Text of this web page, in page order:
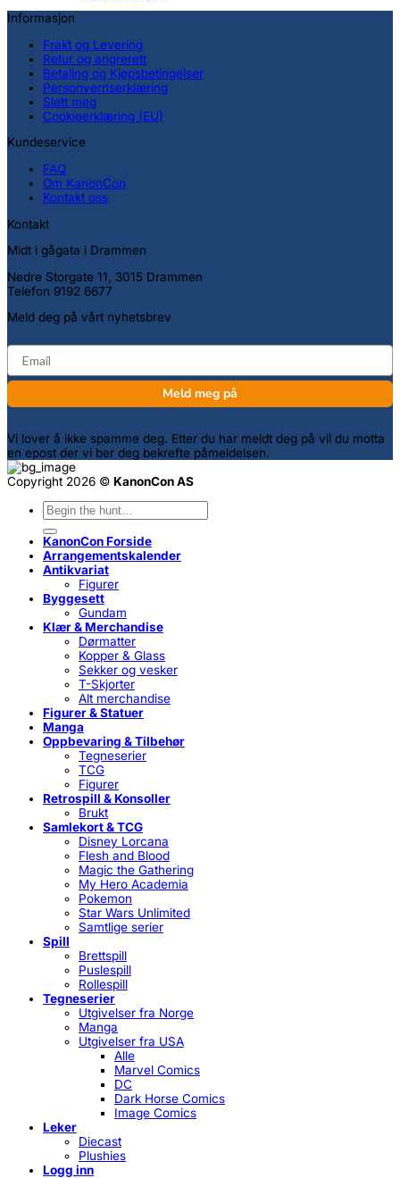
Informasjon
Frakt og Levering
Retur og angrerett
Betaling og Kjøpsbetingelser
Personvernserklæring
Slett meg
Cookieerklæring (EU)
Kundeservice
FAQ
Om KanonCon
Kontakt oss
Kontakt
Midt i gågata i Drammen
Nedre Storgate 11, 3015 Drammen
Telefon 9192 6677
Meld deg på vårt nyhetsbrev
email
Meld meg på
Vi lover å ikke spamme deg. Etter du har meldt deg på vil du motta
en epost der vi ber deg bekrefte påmeldelsen.
Copyright 2026 © KanonCon AS
Søk
etter:
KanonCon Forside
Arrangementskalender
Antikvariat
Figurer
Byggesett
Gundam
Klær & Merchandise
Dørmatter
Kopper & Glass
Sekker og vesker
T-Skjorter
Alt merchandise
Figurer & Statuer
Manga
Oppbevaring & Tilbehør
Tegneserier
TCG
Figurer
Retrospill & Konsoller
Brukt
Samlekort & TCG
Disney Lorcana
Flesh and Blood
Magic the Gathering
My Hero Academia
Pokemon
Star Wars Unlimited
Samtlige serier
Spill
Brettspill
Puslespill
Rollespill
Tegneserier
Utgivelser fra Norge
Manga
Utgivelser fra USA
Alle
Marvel Comics
DC
Dark Horse Comics
Image Comics
Leker
Diecast
Plushies
Logg inn